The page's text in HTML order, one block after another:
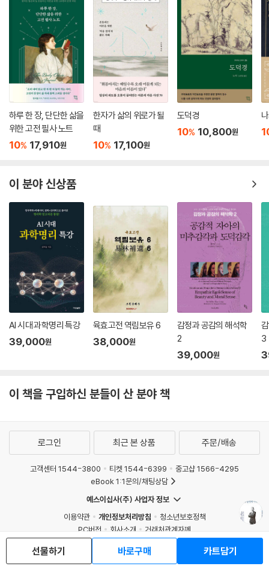
에서 벗어나라고 일갈한다.
저자는 한(漢)나라를 세운 유방이 새 시대를 성공으로 이끈 비결로 말 잔
등에 올라 세상을 도모할 수 없다는 육고의 충언을 받아들여 경전을 공부
함으로써 새로운 비전을 가졌기에 가능했다고 한다. 새로운 세상은 그에
걸맞은 통치이념과 전략으로 대응해야 하는 것이다.
문물을 배워왔다. 그럼에도 학문적으로나 문화적으로 우리 고유의 것을 거
의 갖지 못했다. 그것을 저자는 윤편의 일화를 들어 외국 문물의 껍데기만
을 들여왔을 뿐 윤편의 손에서 비롯된 수레바퀴를 만드는 그 기술을 배워
을 중시하지 않은 탓이다. 그래서 저자는 윤편의 수레바퀴를 넘어 윤편의
우리가 일류국가, 선도국가로 나아가고 철학적 사유의 높이를 가지는 길이
될 것이다.
저자는 중국의 혼란기였던 춘추전국시대에 세상을 바로잡기 위해 설파한
노자와 장자의 사상을 바탕으로 지금, 여기, 우리의 삶과 사회를 바꿔야 더
높은 단계로의 도약이 가능하다고 역설한다. 그리고 그것을 실천하는 것이
철학이 이론을 넘어 진정한 철학이라 부를 수 있는 ‘실천하는 철학’으로 거
듭나는 것이고 그런 세상을 만드는 데 일조하는 것이 철학자인 저자가 자
신의 소명을 다하는 것이라 힘주어 말한다.
하루 한 장, 단단한 삶을
위한 고전 필사 노트
10% 17,910원
한자가 삶의 위로가 될
때
10% 17,100원
도덕경
10% 10,800원
이 분야 신상품
AI 시대 과학명리 특강
39,000원
육효고전 역림보유 6
38,000원
감정과 공감의 해석학
2
39,000원
3
이 책을 구입하신 분들이 산 분야 책
선물하기 바로구매 카트담기
로그인 최근 본 상품 주문/배송
고객센터 1544-3800 티켓 1544-6399
중고샵 1566-4295
eBook 1:1문의/채팅상담
예스이십사(주) 사업자 정보
이용약관
개인정보처리방침
청소년보호정책
PC버전
회사소개
거래처관계자께
Copyright © YES24 Corp. All Rights Reserved.
MATOM4